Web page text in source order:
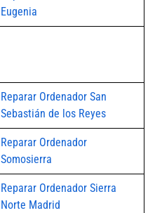
Eugenia
Reparar Ordenador San
Sebastián de los Reyes
Reparar Ordenador
Somosierra
Reparar Ordenador Sierra
Norte Madrid